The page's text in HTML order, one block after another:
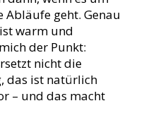
Abläufe geht. Genau
warm und
der Punkt:
nicht die
das ist natürlich
– und das macht